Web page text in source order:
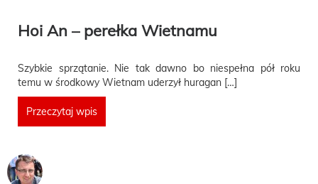
Hoi An – perełka Wietnamu
Szybkie sprzątanie. Nie tak dawno bo niespełna pół roku
temu w środkowy Wietnam uderzył huragan […]
Przeczytaj wpis